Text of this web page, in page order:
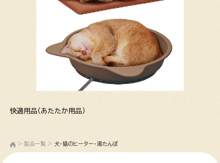
快適用品（あたたか用品）
> 製品一覧 > 犬・猫のヒーター・湯たんぽ